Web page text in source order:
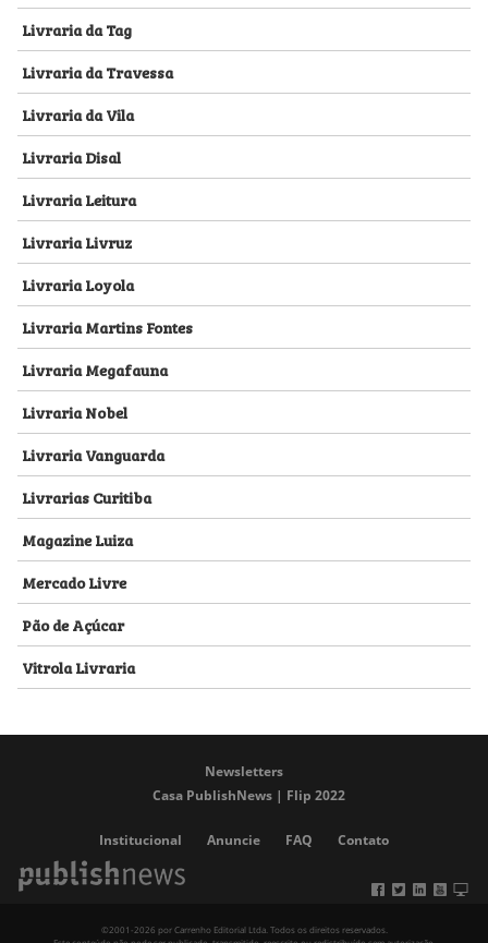
Livraria da Tag
Livraria da Travessa
Livraria da Vila
Livraria Disal
Livraria Leitura
Livraria Livruz
Livraria Loyola
Livraria Martins Fontes
Livraria Megafauna
Livraria Nobel
Livraria Vanguarda
Livrarias Curitiba
Magazine Luiza
Mercado Livre
Pão de Açúcar
Vitrola Livraria
Newsletters
Casa PublishNews | Flip 2022
Institucional Anuncie FAQ Contato
©2001-2026 por Carrenho Editorial Ltda. Todos os direitos reservados.